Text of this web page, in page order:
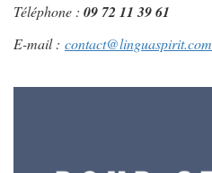
Téléphone : 09 72 11 39 61
E-mail : contact@linguaspirit.com